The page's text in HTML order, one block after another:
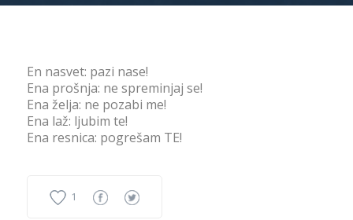
En nasvet: pazi nase!
Ena prošnja: ne spreminjaj se!
Ena želja: ne pozabi me!
Ena laž: ljubim te!
Ena resnica: pogrešam TE!
1